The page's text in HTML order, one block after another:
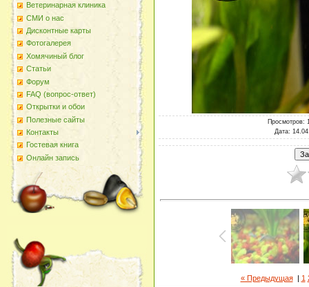
Ветеринарная клиника
СМИ о нас
Дисконтные карты
Фотогалерея
Хомячиный блог
Статьи
Форум
FAQ (вопрос-ответ)
Открытки и обои
Полезные сайты
Контакты
Гостевая книга
Онлайн запись
Просмотров:
Дата:
« Предыдущая| 1